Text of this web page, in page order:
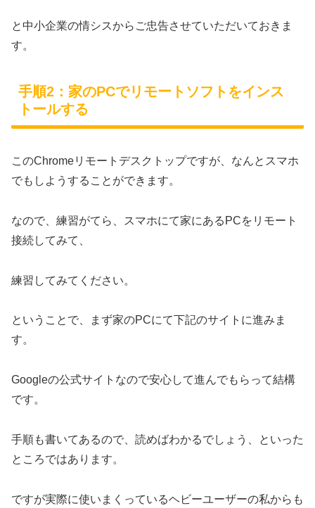
と中小企業の情シスからご忠告させていただいておきま
す。
手順2：家のPCでリモートソフトをインス
トールする
このChromeリモートデスクトップですが、なんとスマホ
でもしようすることができます。
なので、練習がてら、スマホにて家にあるPCをリモート
接続してみて、
練習してみてください。
ということで、まず家のPCにて下記のサイトに進みま
す。
Googleの公式サイトなので安心して進んでもらって結構
です。
手順も書いてあるので、読めばわかるでしょう、といった
ところではあります。
ですが実際に使いまくっているヘビーユーザーの私からも